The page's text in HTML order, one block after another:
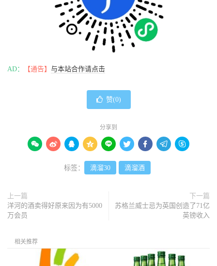
AD： 【通告】 与本站合作请点击
赞(0)
分享到
        
标签： 滴溜30 滴溜酒
上一篇
洋河的酒卖得好原来因为有5000
万会员
下一篇
苏格兰威士忌为英国创造了71亿
英镑收入
相关推荐